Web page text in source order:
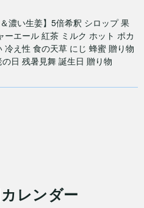
＆濃い生姜】5倍希釈 シロップ 果
ーエール 紅茶 ミルク ホット ポカ
冷え性 食の天草 にじ 蜂蜜 贈り物
日 残暑見舞 誕生日 贈り物
レンダー